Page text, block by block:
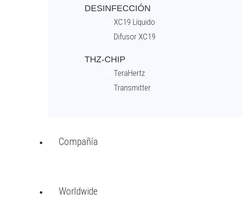
DESINFECCIÓN
XC19 Líquido
Difusor XC19
THZ-CHIP
TeraHertz
Transmitter
Compañía
Worldwide